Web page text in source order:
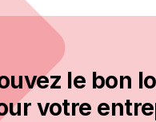
le bon
votre